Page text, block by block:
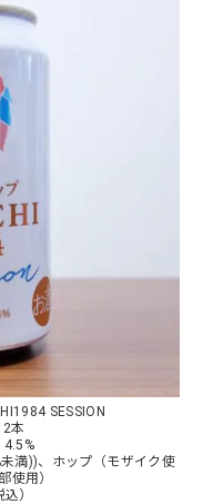
SESSION
本
4.5%
満))、ホップ（モザイク使
使用）
）